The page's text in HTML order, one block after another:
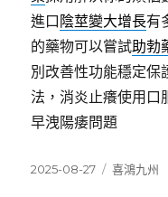
進口 陰莖變大增長有
的藥物可以嘗試助勃
別改善性功能穩定保
法，消炎止癢使用口
早洩陽痿問題
發
2025-08-27
分
喜鴻九州